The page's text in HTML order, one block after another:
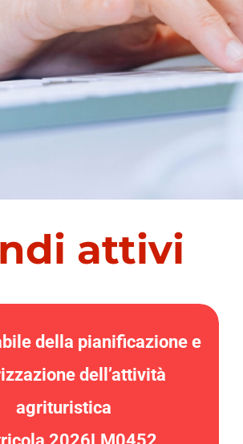
attivi
della pianificazione e
dell’attività
agrituristica